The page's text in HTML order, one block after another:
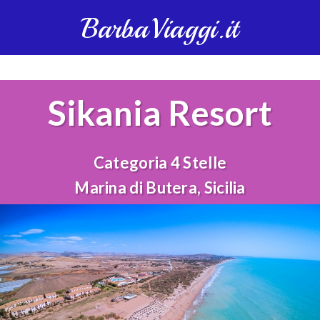
BarbaViaggi.it
Sikania Resort
Categoria 4 Stelle
Marina di Butera, Sicilia